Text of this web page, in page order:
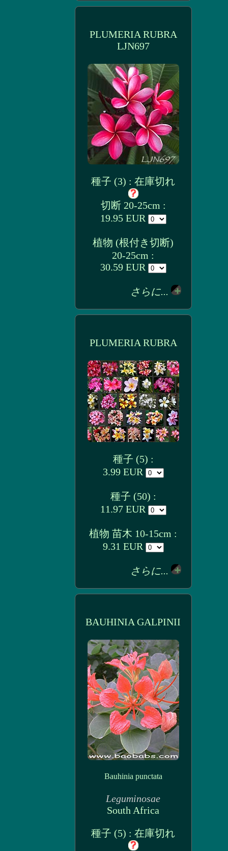
PLUMERIA RUBRA
LJN697
種子 (3) : 在庫切れ
切断 20-25cm :
19.95 EUR
植物 (根付き切断)
20-25cm :
30.59 EUR
さらに...
PLUMERIA RUBRA
種子 (5) :
3.99 EUR
種子 (50) :
11.97 EUR
植物 苗木 10-15cm :
9.31 EUR
さらに...
BAUHINIA GALPINII
Bauhinia punctata
Leguminosae
South Africa
種子 (5) : 在庫切れ